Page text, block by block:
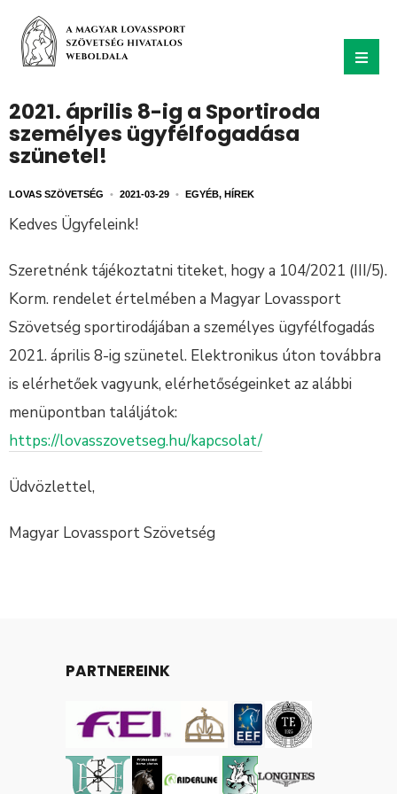
2021. április 8-ig a Sportiroda
személyes ügyfélfogadása
szünetel!
LOVAS SZÖVETSÉG • 2021-03-29 • EGYÉB, HÍREK
Kedves Ügyfeleink!
Szeretnénk tájékoztatni titeket, hogy a 104/2021 (III/5).
Korm. rendelet értelmében a Magyar Lovassport
Szövetség sportirodájában a személyes ügyfélfogadás
2021. április 8-ig szünetel. Elektronikus úton továbbra
is elérhetőek vagyunk, elérhetőségeinket az alábbi
menüpontban találjátok:
https://lovasszovetseg.hu/kapcsolat/
Üdvözlettel,
Magyar Lovassport Szövetség
PARTNEREINK